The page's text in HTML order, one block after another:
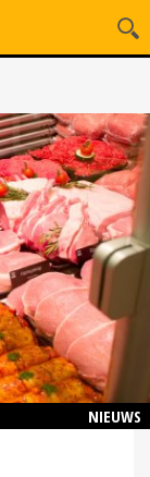
NIEUWS